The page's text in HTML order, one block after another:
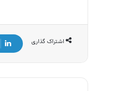
اشتراک گذاری